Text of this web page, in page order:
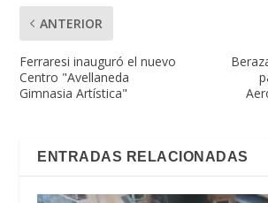
ANTERIOR
Ferraresi inauguró el nuevo
Centro "Avellaneda
Gimnasia Artística"
ENTRADAS RELACIONADAS